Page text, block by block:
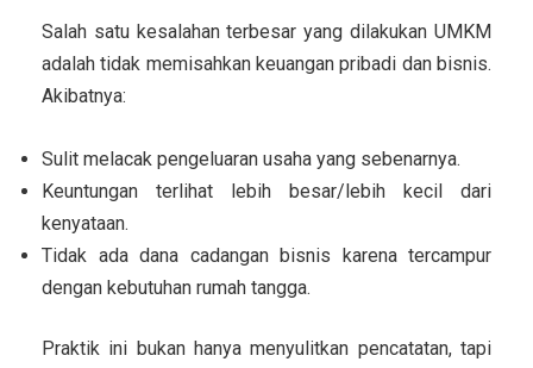
Salah satu kesalahan terbesar yang dilakukan UMKM
adalah tidak memisahkan keuangan pribadi dan bisnis.
Akibatnya:
Sulit melacak pengeluaran usaha yang sebenarnya.
Keuntungan terlihat lebih besar/lebih kecil dari
kenyataan.
Tidak ada dana cadangan bisnis karena tercampur
dengan kebutuhan rumah tangga.
Praktik ini bukan hanya menyulitkan pencatatan, tapi